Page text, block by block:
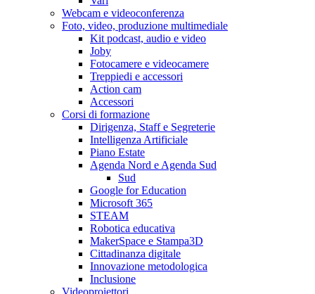
Webcam e videoconferenza
Foto, video, produzione multimediale
Kit podcast, audio e video
Joby
Fotocamere e videocamere
Treppiedi e accessori
Action cam
Accessori
Corsi di formazione
Dirigenza, Staff e Segreterie
Intelligenza Artificiale
Piano Estate
Agenda Nord e Agenda Sud
Sud
Google for Education
Microsoft 365
STEAM
Robotica educativa
MakerSpace e Stampa3D
Cittadinanza digitale
Innovazione metodologica
Inclusione
Videoproiettori